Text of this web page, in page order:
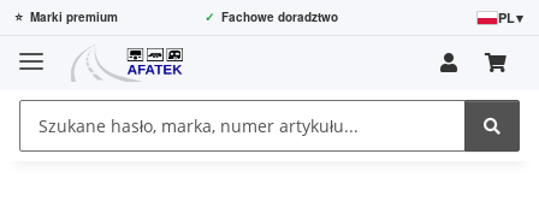
⭐ Marki premium ✓ Fachowe doradztwo PL▾